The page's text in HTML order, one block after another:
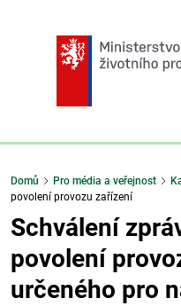
Domů Pro média a veřejnost
povolení provozu zařízení
Schválení
povolení
určeného pro